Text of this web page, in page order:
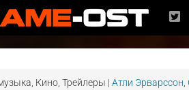
Кино, Трейлеры |Атли Эрварссон